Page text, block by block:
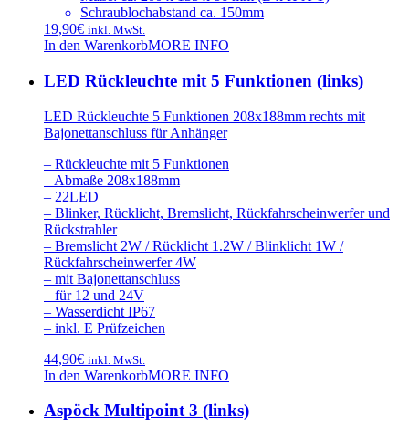
Schraublochabstand ca. 150mm
19,90€ inkl. MwSt.
In den WarenkorbMORE INFO
LED Rückleuchte mit 5 Funktionen (links)
LED Rückleuchte 5 Funktionen 208x188mm rechts mit
Bajonettanschluss für Anhänger
– Rückleuchte mit 5 Funktionen
– Abmaße 208x188mm
– 22LED
– Blinker, Rücklicht, Bremslicht, Rückfahrscheinwerfer und
Rückstrahler
– Bremslicht 2W / Rücklicht 1.2W / Blinklicht 1W /
Rückfahrscheinwerfer 4W
– mit Bajonettanschluss
– für 12 und 24V
– Wasserdicht IP67
– inkl. E Prüfzeichen
44,90€ inkl. MwSt.
In den WarenkorbMORE INFO
Aspöck Multipoint 3 (links)